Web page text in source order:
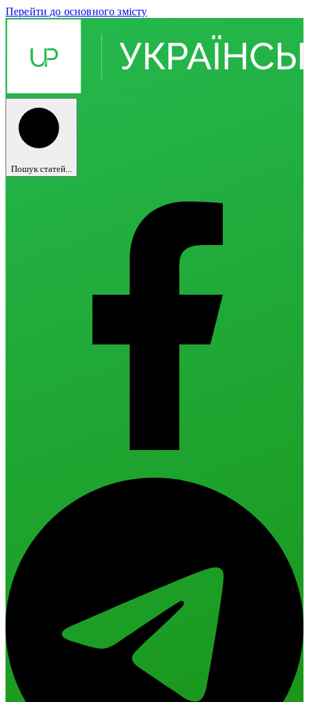
Перейти до основного змісту
Пошук статей...